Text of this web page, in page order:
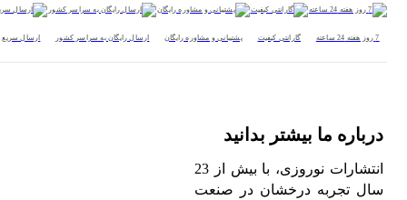
گارانتی کیفیت پشتیبانی و مشاوره رایگان ارسال رایگان به سراسر کشور ارسال سریع
درباره ما بیشتر بدانید
انتشارات نوروزی، با بیش از 23
سال تجربه درخشان در صنعت